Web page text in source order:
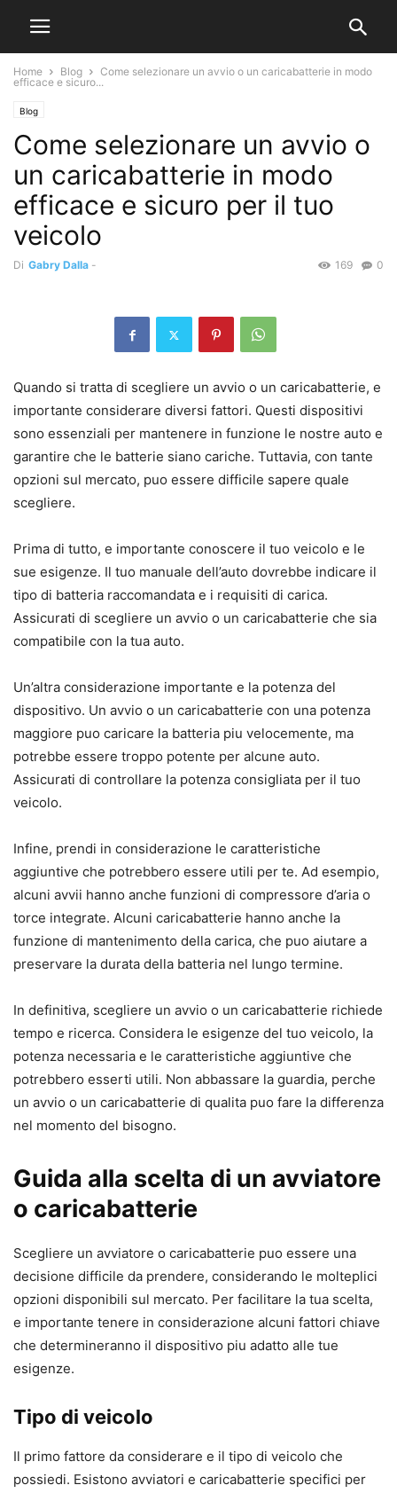
Home Blog
Come selezionare un avvio o un caricabatterie in modo
efficace e sicuro...
Blog
Come selezionare un avvio o
un caricabatterie in modo
efficace e sicuro per il tuo
veicolo
Di Gabry Dalla - 0
169
Quando si tratta di scegliere un avvio o un caricabatterie, e
importante considerare diversi fattori. Questi dispositivi
sono essenziali per mantenere in funzione le nostre auto e
garantire che le batterie siano cariche. Tuttavia, con tante
opzioni sul mercato, puo essere difficile sapere quale
scegliere.
Prima di tutto, e importante conoscere il tuo veicolo e le
sue esigenze. Il tuo manuale dell’auto dovrebbe indicare il
tipo di batteria raccomandata e i requisiti di carica.
Assicurati di scegliere un avvio o un caricabatterie che sia
compatibile con la tua auto.
Un’altra considerazione importante e la potenza del
dispositivo. Un avvio o un caricabatterie con una potenza
maggiore puo caricare la batteria piu velocemente, ma
potrebbe essere troppo potente per alcune auto.
Assicurati di controllare la potenza consigliata per il tuo
veicolo.
Infine, prendi in considerazione le caratteristiche
aggiuntive che potrebbero essere utili per te. Ad esempio,
alcuni avvii hanno anche funzioni di compressore d’aria o
torce integrate. Alcuni caricabatterie hanno anche la
funzione di mantenimento della carica, che puo aiutare a
preservare la durata della batteria nel lungo termine.
In definitiva, scegliere un avvio o un caricabatterie richiede
tempo e ricerca. Considera le esigenze del tuo veicolo, la
potenza necessaria e le caratteristiche aggiuntive che
potrebbero esserti utili. Non abbassare la guardia, perche
un avvio o un caricabatterie di qualita puo fare la differenza
nel momento del bisogno.
Guida alla scelta di un avviatore
o caricabatterie
Scegliere un avviatore o caricabatterie puo essere una
decisione difficile da prendere, considerando le molteplici
opzioni disponibili sul mercato. Per facilitare la tua scelta,
e importante tenere in considerazione alcuni fattori chiave
che determineranno il dispositivo piu adatto alle tue
esigenze.
Tipo di veicolo
Il primo fattore da considerare e il tipo di veicolo che
possiedi. Esistono avviatori e caricabatterie specifici per